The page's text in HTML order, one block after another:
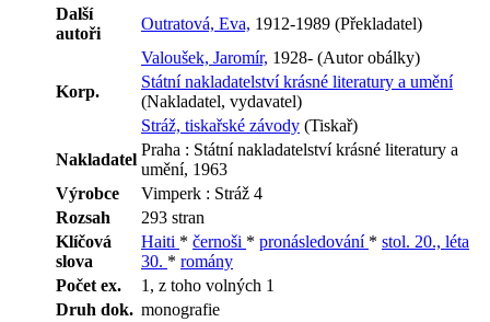
Další
autoři
Outratová, Eva, 1912-1989 (Překladatel)
Valoušek, Jaromír, 1928- (Autor obálky)
Korp.
Státní nakladatelství krásné literatury a umění
(Nakladatel, vydavatel)
Stráž, tiskařské závody (Tiskař)
Nakladatel
Praha : Státní nakladatelství krásné literatury a
umění, 1963
Výrobce
Vimperk : Stráž 4
Rozsah
293 stran
Klíčová
slova
Haiti * černoši * pronásledování * stol. 20., léta
30. * romány
Počet ex.
1, z toho volných 1
Druh dok. monografie